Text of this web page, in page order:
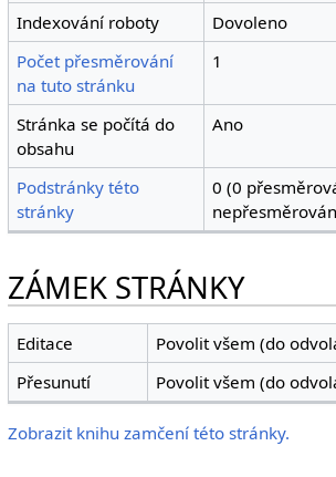
Indexování roboty
Dovoleno
Počet přesměrování
na tuto stránku
1
Stránka se počítá do
obsahu
Ano
Podstránky této
stránky
0 (0
ZÁMEK STRÁNKY
Editace
Povolit všem (do
Přesunutí
Povolit všem (do
Zobrazit knihu zamčení této stránky.